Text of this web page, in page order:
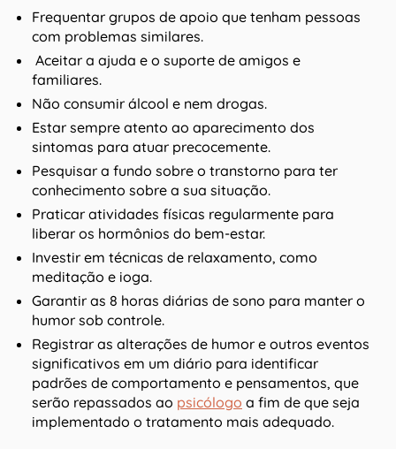
Frequentar grupos de apoio que tenham pessoas
com problemas similares.
Aceitar a ajuda e o suporte de amigos e
familiares.
Não consumir álcool e nem drogas.
Estar sempre atento ao aparecimento dos
sintomas para atuar precocemente.
Pesquisar a fundo sobre o transtorno para ter
conhecimento sobre a sua situação.
Praticar atividades físicas regularmente para
liberar os hormônios do bem-estar.
Investir em técnicas de relaxamento, como
meditação e ioga.
Garantir as 8 horas diárias de sono para manter o
humor sob controle.
Registrar as alterações de humor e outros eventos
significativos em um diário para identificar
padrões de comportamento e pensamentos, que
serão repassados ao psicólogo a fim de que seja
implementado o tratamento mais adequado.